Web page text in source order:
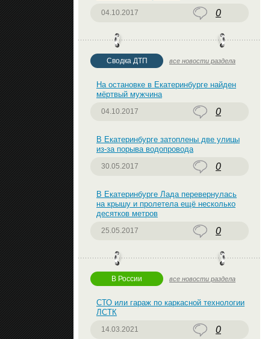
04.10.2017 0
Сводка ДТП все новости раздела
На остановке в Екатеринбурге найден
мёртвый мужчина
04.10.2017 0
В Екатеринбурге затоплены две улицы
из-за порыва водопровода
30.05.2017 0
В Екатеринбурге Лада перевернулась
на крышу и пролетела ещё несколько
десятков метров
25.05.2017 0
В России все новости раздела
СТО или гараж по каркасной технологии
ЛСТК
14.03.2021 0